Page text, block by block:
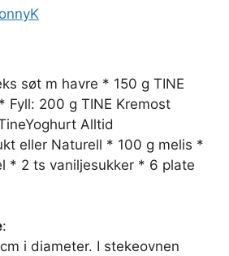
søt m havre * 150 g TINE
Fyll: 200 g TINE Kremost
Alltid
eller Naturell * 100 g melis *
* 2 ts vaniljesukker * 6 plate
:
i diameter. I stekeovnen